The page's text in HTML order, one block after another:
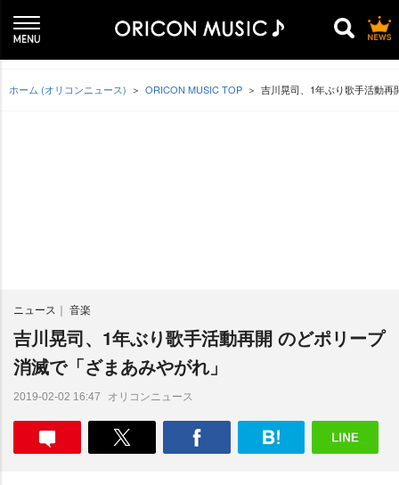
ホーム (オリコンニュース) ORICON MUSIC TOP 吉川晃司、1年ぶり歌手活動再
ニュース 音楽
吉川晃司、1年ぶり歌手活動再開 のどポリープ
消滅で「ざまあみやがれ」
2019-02-02 16:47 オリコンニュース